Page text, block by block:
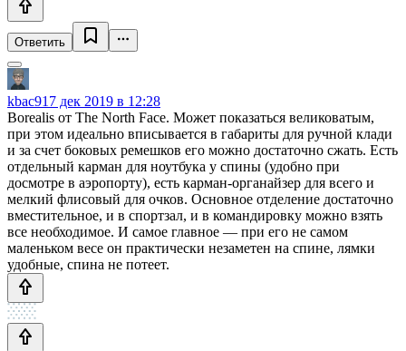
Ответить
kbac917 дек 2019 в 12:28
Borealis от The North Face. Может показаться великоватым,
при этом идеально вписывается в габариты для ручной клади
и за счет боковых ремешков его можно достаточно сжать. Есть
отдельный карман для ноутбука у спины (удобно при
досмотре в аэропорту), есть карман-органайзер для всего и
мелкий флисовый для очков. Основное отделение достаточно
вместительное, и в спортзал, и в командировку можно взять
все необходимое. И самое главное — при его не самом
маленьком весе он практически незаметен на спине, лямки
удобные, спина не потеет.